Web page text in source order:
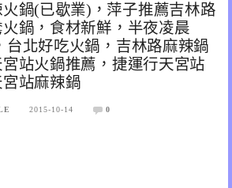
鍋(已歇業)，萍子推薦吉林路
火鍋，食材新鮮，半夜凌晨
台北好吃火鍋，吉林路麻辣鍋
站火鍋推薦，捷運行天宮站
站麻辣鍋
2015-10-14 0